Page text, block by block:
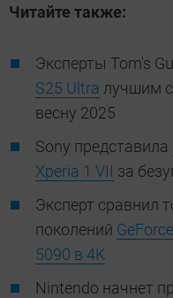
Читайте также:
Эксперты Tom's
S25 Ultra лучшим
весну 2025
Sony представила
Xperia 1 VII за
Эксперт сравнил
поколений
5090 в 4K
Nintendo начнет